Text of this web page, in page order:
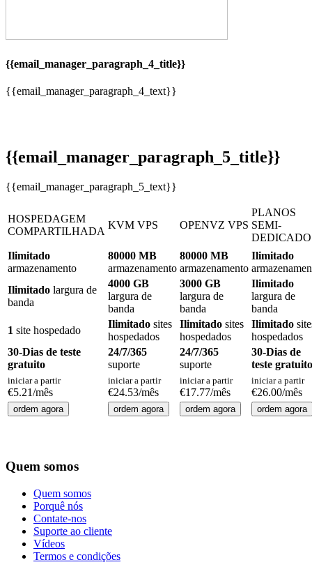
{{email_manager_paragraph_4_title}}
{{email_manager_paragraph_4_text}}
{{email_manager_paragraph_5_title}}
{{email_manager_paragraph_5_text}}
HOSPEDAGEM
COMPARTILHADA
KVM VPS OPENVZ VPS
PLANOS
SEMI-
Ilimitado
armazenamento
80000 MB
armazenamento
80000 MB
armazenamento
Ilimitado
Ilimitado largura de
banda
4000 GB
largura de
banda
3000 GB
largura de
banda
Ilimitado
largura de
banda
1 site hospedado
Ilimitado sites
hospedados
Ilimitado sites
hospedados
Ilimitado
hospedados
30-Dias de teste
gratuito
24/7/365
suporte
24/7/365
suporte
30-Dias de
teste gratuito
iniciar a partir
€5.21/mês
iniciar a partir
€24.53/mês
iniciar a partir
€17.77/mês
iniciar a partir
€26.00/mês
ordem agora ordem agora ordem agora ordem agora
Quem somos
Quem somos
Porquê nós
Contate-nos
Suporte ao cliente
Vídeos
Termos e condições